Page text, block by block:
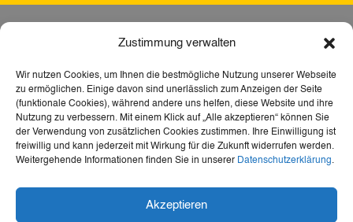
Zustimmung verwalten
Wir nutzen Cookies, um Ihnen die bestmögliche Nutzung unserer Webseite
zu ermöglichen. Einige davon sind unerlässlich zum Anzeigen der Seite
(funktionale Cookies), während andere uns helfen, diese Website und ihre
Nutzung zu verbessern. Mit einem Klick auf „Alle akzeptieren“ können Sie
der Verwendung von zusätzlichen Cookies zustimmen. Ihre Einwilligung ist
freiwillig und kann jederzeit mit Wirkung für die Zukunft widerrufen werden.
Weitergehende Informationen finden Sie in unserer Datenschutzerklärung.
Akzeptieren
Webseite barrierefrei – für mehr Teilhabe,